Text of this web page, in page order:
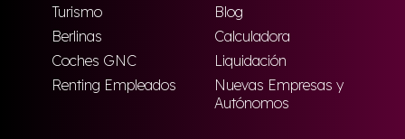
Turismo
Blog
Berlinas
Calculadora
Coches GNC
Liquidación
Renting Empleados
Nuevas Empresas y
Autónomos